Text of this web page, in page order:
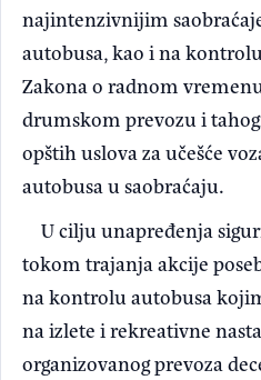
najintenzivnijim
autobusa, kao i na
Zakona o radnom
drumskom prevozu i
opštih uslova za učešće
autobusa u saobraćaju.
U cilju unapređenja
tokom trajanja akcije
na kontrolu autobusa
na izlete i rekreativne
organizovanog prevoza